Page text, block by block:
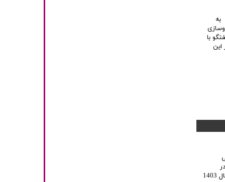
به
با
این
راستای تصویب مسائل مالی شرکت مورد بحث و تبادل نظر قرار گرفت و کلیات بودجه سال 1403